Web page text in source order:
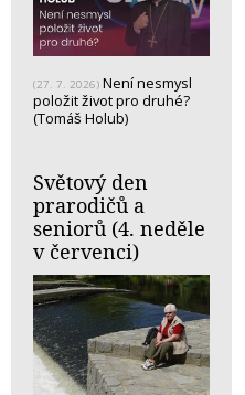
(27. 7. 2026) Není nesmysl
položit život pro druhé?
(Tomáš Holub)
Světový den
prarodičů a
seniorů (4. neděle
v červenci)